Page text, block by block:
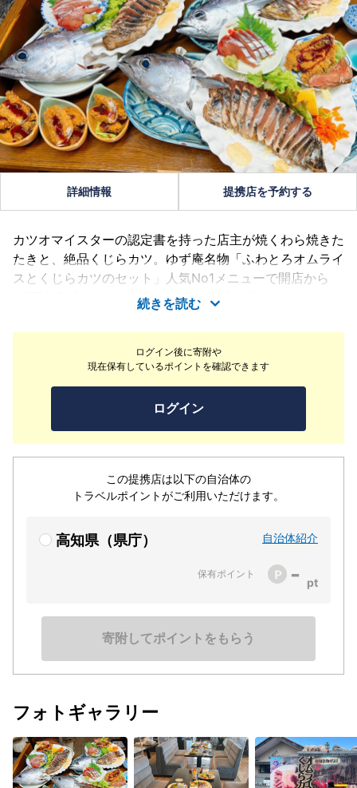
ログイン後に寄附や
現在保有しているポイントを確認できます
ログイン
この提携店は以下の自治体の
トラベルポイントがご利用いただけます。
高知県（県庁） 自治体紹介
保有ポイント -
寄附してポイントをもらう
詳細情報 提携店を予約する
カツオマイスターの認定書を持った店主が焼くわら焼きた
たきと、絶品くじらカツ。ゆず庵名物「ふわとろオムライ
スとくじらカツのセット」人気No1メニューで開店から
50万食突破しました。「カツオの藁焼き塩たたき」こち
らも人気No2で同じく50万食突破！！店内には、テーブ
ル席やお座敷、団体様がご利用できる大広間がございま
す。ゆず庵入口にあるはなれではペットと一緒に食事がで
続きを読む
フォトギャラリー